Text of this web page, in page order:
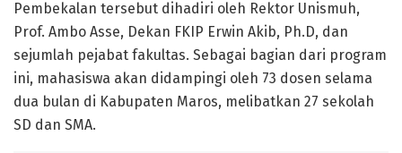
Pembekalan tersebut dihadiri oleh Rektor Unismuh,
Prof. Ambo Asse, Dekan FKIP Erwin Akib, Ph.D, dan
sejumlah pejabat fakultas. Sebagai bagian dari program
ini, mahasiswa akan didampingi oleh 73 dosen selama
dua bulan di Kabupaten Maros, melibatkan 27 sekolah
SD dan SMA.